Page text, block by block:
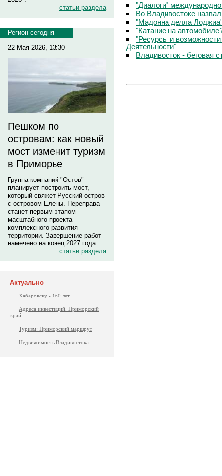
статьи раздела
Регион сегодня
22 Мая 2026, 13:30
Пешком по
островам: как новый
мост изменит туризм
в Приморье
Группа компаний "Остов"
планирует построить мост,
который свяжет Русский остров
с островом Елены. Переправа
станет первым этапом
масштабного проекта
комплексного развития
территории. Завершение работ
намечено на конец 2027 года.
статьи раздела
Актуально
Хабаровску - 160 лет
Адреса инвестиций. Приморский
край
Туризм: Приморский маршрут
Недвижимость Владивостока
"Диалоги"
Во Владивостоке
"Мадонна делла
"Катание на
"Ресурсы и
Деятельности"
Владивосток - беговая